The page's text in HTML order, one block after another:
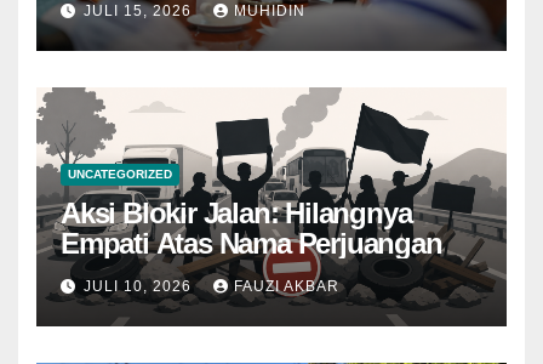
JULI 15, 2026 MUHIDIN
UNCATEGORIZED
Aksi Blokir Jalan: Hilangnya
Empati Atas Nama Perjuangan
JULI 10, 2026 FAUZI AKBAR